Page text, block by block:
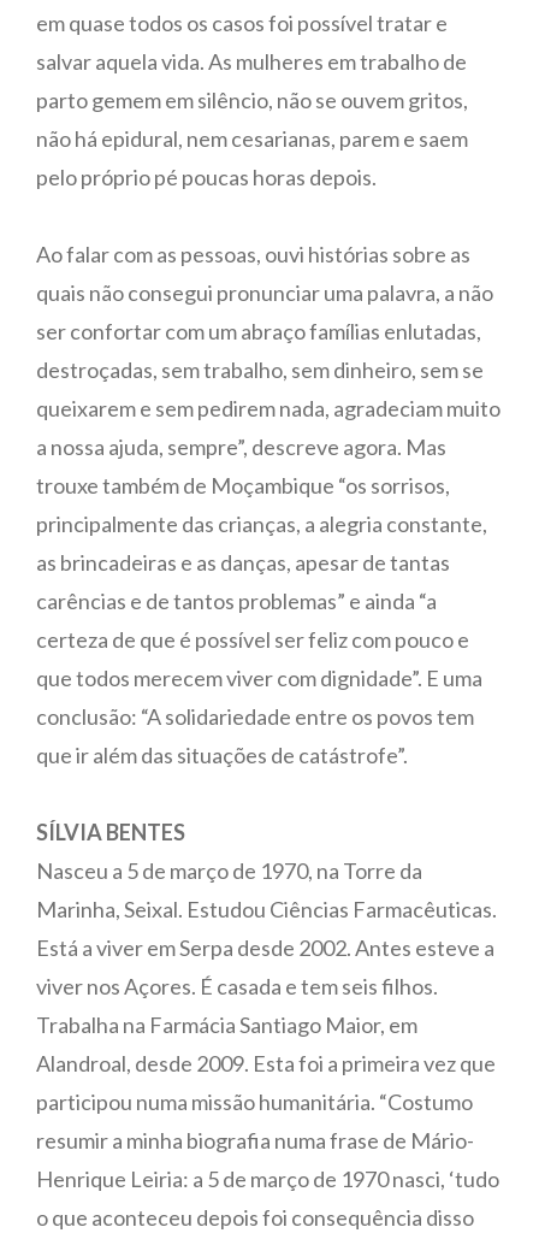
em quase todos os casos foi possível tratar e
salvar aquela vida. As mulheres em trabalho de
parto gemem em silêncio, não se ouvem gritos,
não há epidural, nem cesarianas, parem e saem
pelo próprio pé poucas horas depois.
Ao falar com as pessoas, ouvi histórias sobre as
quais não consegui pronunciar uma palavra, a não
ser confortar com um abraço famílias enlutadas,
destroçadas, sem trabalho, sem dinheiro, sem se
queixarem e sem pedirem nada, agradeciam muito
a nossa ajuda, sempre”, descreve agora. Mas
trouxe também de Moçambique “os sorrisos,
principalmente das crianças, a alegria constante,
as brincadeiras e as danças, apesar de tantas
carências e de tantos problemas” e ainda “a
certeza de que é possível ser feliz com pouco e
que todos merecem viver com dignidade”. E uma
conclusão: “A solidariedade entre os povos tem
que ir além das situações de catástrofe”.
SÍLVIA BENTES
Nasceu a 5 de março de 1970, na Torre da
Marinha, Seixal. Estudou Ciências Farmacêuticas.
Está a viver em Serpa desde 2002. Antes esteve a
viver nos Açores. É casada e tem seis filhos.
Trabalha na Farmácia Santiago Maior, em
Alandroal, desde 2009. Esta foi a primeira vez que
participou numa missão humanitária. “Costumo
resumir a minha biografia numa frase de Mário-
Henrique Leiria: a 5 de março de 1970 nasci, ‘tudo
o que aconteceu depois foi consequência disso